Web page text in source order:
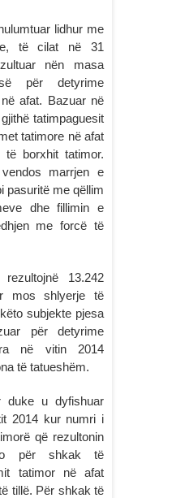
lidhur me
të cilat në 31
nën masa
për detyrime
afat. Bazuar në
tatimpaguesit
tatimore në afat
të borxhit tatimor.
marrjen e
pasuritë me qëllim
dhe fillimin e
me forcë të
13.242
mos shlyerje të
subjekte pjesa
për detyrime
në vitin 2014
të tatueshëm.
duke u dyfishuar
2014 kur numri i
që rezultonin
për shkak të
tatimor në afat
tillë. Për shkak të